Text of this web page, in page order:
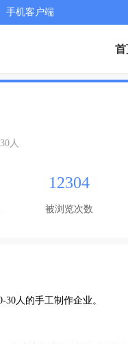
手机客户端
首
人
12304
被浏览次数
人的手工制作企业。